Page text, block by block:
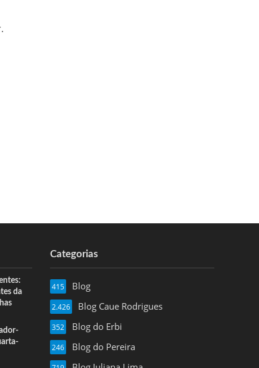
da
Categorias
Blog
415
Blog Caue Rodrigues
2.426
Blog do Erbi
352
Blog do Pereira
246